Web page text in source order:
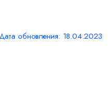
обновления: 18.04.2023